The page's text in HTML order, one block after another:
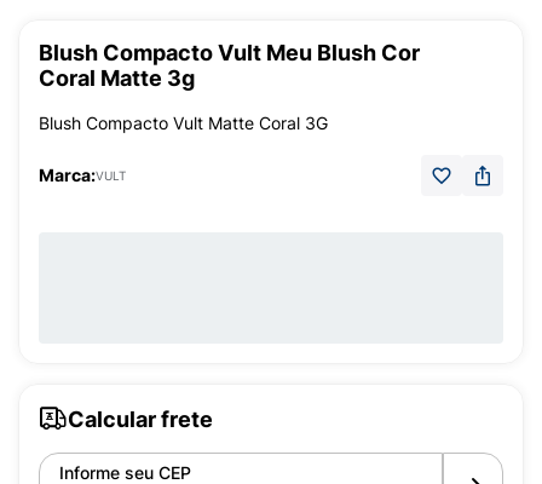
Blush Compacto Vult Meu Blush Cor
Coral Matte 3g
Blush Compacto Vult Matte Coral 3G
Marca:VULT
Calcular frete
Informe seu CEP